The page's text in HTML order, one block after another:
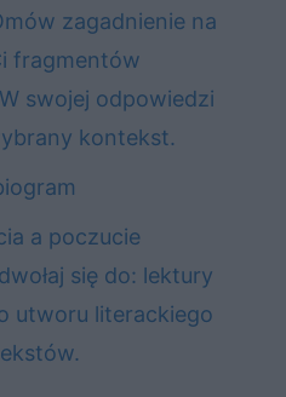
zagadnienie na
fragmentów
swojej odpowiedzi
kontekst.
a poczucie
się do: lektury
utworu literackiego